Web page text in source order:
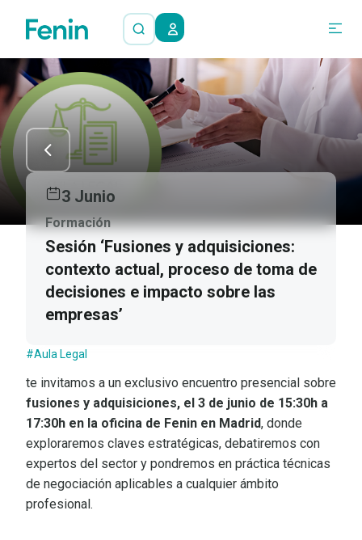
3 Junio
Formación
Sesión ‘Fusiones y adquisiciones:
contexto actual, proceso de toma de
decisiones e impacto sobre las
empresas’
#Aula Legal
te invitamos a un exclusivo encuentro presencial sobre
fusiones y adquisiciones, el 3 de junio de 15:30h a
17:30h en la oficina de Fenin en Madrid, donde
exploraremos claves estratégicas, debatiremos con
expertos del sector y pondremos en práctica técnicas
de negociación aplicables a cualquier ámbito
profesional.